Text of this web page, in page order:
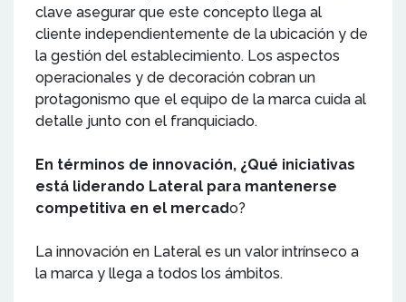
clave asegurar que este concepto llega al
cliente independientemente de la ubicación y de
la gestión del establecimiento. Los aspectos
operacionales y de decoración cobran un
protagonismo que el equipo de la marca cuida al
detalle junto con el franquiciado.
En términos de innovación, ¿Qué iniciativas
está liderando Lateral para mantenerse
competitiva en el mercado?
La innovación en Lateral es un valor intrínseco a
la marca y llega a todos los ámbitos.